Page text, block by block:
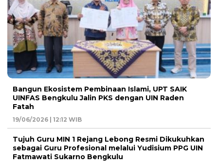
Bangun Ekosistem Pembinaan Islami, UPT SAIK
UINFAS Bengkulu Jalin PKS dengan UIN Raden
Fatah
19/06/2026 | 12:12 WIB
Tujuh Guru MIN 1 Rejang Lebong Resmi Dikukuhkan
sebagai Guru Profesional melalui Yudisium PPG UIN
Fatmawati Sukarno Bengkulu